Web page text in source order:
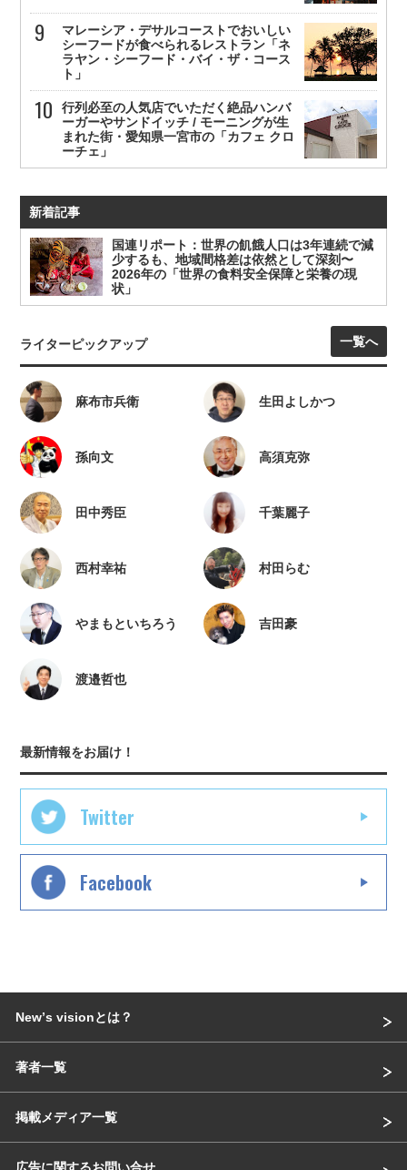
マレーシア・デサルコーストでおいしい
シーフードが食べられるレストラン「ネ
ラヤン・シーフード・バイ・ザ・コース
ト」
行列必至の人気店でいただく絶品ハンバ
ーガーやサンドイッチ / モーニングが生
まれた街・愛知県一宮市の「カフェ クロ
ーチェ」
新着記事
国連リポート：世界の飢餓人口は3年連続で減
少するも、地域間格差は依然として深刻〜
2026年の「世界の食料安全保障と栄養の現
状」
ライターピックアップ 一覧へ
麻布市兵衛 生田よしかつ
孫向文 高須克弥
田中秀臣 千葉麗子
西村幸祐 村田らむ
やまもといちろう 吉田豪
渡邉哲也
最新情報をお届け！
Twitter
Facebook
Newʼs visionとは？
著者一覧
掲載メディア一覧